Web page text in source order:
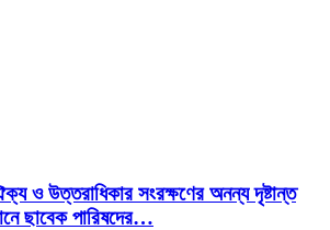
ও উত্তরাধিকার সংরক্ষণের অনন্য দৃষ্টান্ত
ছাবেক পারিষদের…